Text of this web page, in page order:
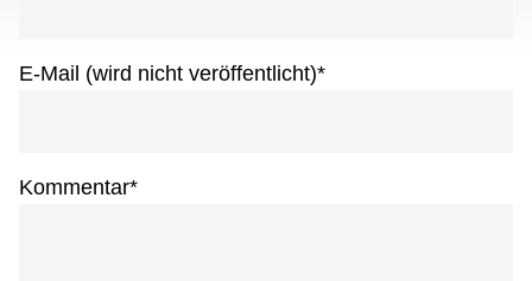
E-Mail (wird nicht veröffentlicht)*
Kommentar*